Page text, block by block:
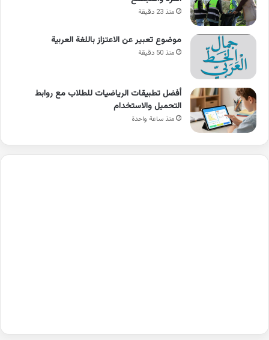
منذ 23 دقيقة
موضوع تعبير عن الاعتزاز باللغة العربية
منذ 50 دقيقة
أفضل تطبيقات الرياضيات للطلاب مع روابط
التحميل والاستخدام
منذ ساعة واحدة